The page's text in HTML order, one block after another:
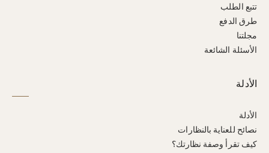
تتبع الطلب
طرق الدفع
مجلتنا
الأسئلة الشائعة
الأدلة
الأدلة
نصائح للعناية بالنظارات
كيف تقرأ وصفة نظارتك؟